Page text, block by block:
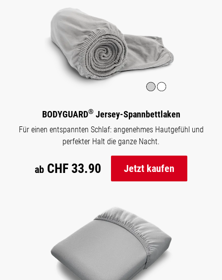
BODYGUARD®Jersey-Spannbettlaken
Für einen entspannten Schlaf: angenehmes Hautgefühl und
perfekter Halt die ganze Nacht.
ab CHF 33.90 Jetzt kaufen